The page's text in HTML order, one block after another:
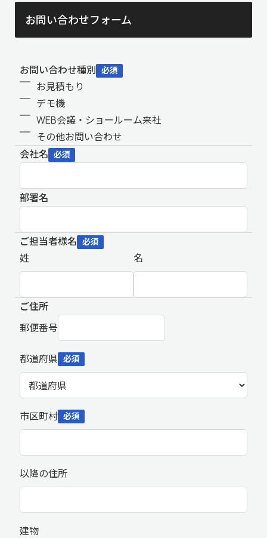
お問い合わせフォーム
お問い合わせ種別 必須
お見積もり
デモ機
WEB会議・ショールーム来社
その他お問い合わせ
会社名 必須
部署名
ご担当者様名 必須
姓 名
ご住所
郵便番号
都道府県 必須
市区町村 必須
以降の住所
建物